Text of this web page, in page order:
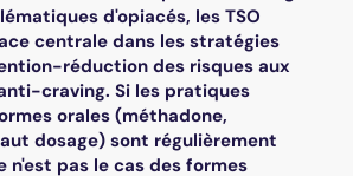
d'opiacés, les TSO
centrale dans les stratégies
réduction des risques aux
craving. Si les pratiques
orales (méthadone,
dosage) sont régulièrement
n'est pas le cas des formes